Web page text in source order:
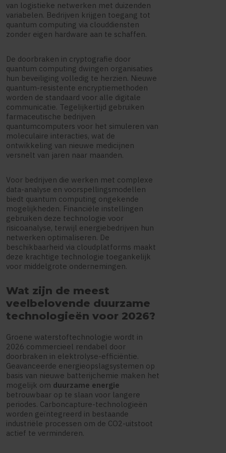
van logistieke netwerken met duizenden
variabelen. Bedrijven krijgen toegang tot
quantum computing via clouddiensten
zonder eigen hardware aan te schaffen.
De doorbraken in cryptografie door
quantum computing dwingen organisaties
hun beveiliging volledig te herzien. Nieuwe
quantum-resistente encryptiemethoden
worden de standaard voor alle digitale
communicatie. Tegelijkertijd gebruiken
farmaceutische bedrijven
quantumcomputers voor het simuleren van
moleculaire interacties, wat de
ontwikkeling van nieuwe medicijnen
versnelt van jaren naar maanden.
Voor bedrijven die werken met complexe
data-analyse en voorspellingsmodellen
biedt quantum computing ongekende
mogelijkheden. Financiële instellingen
gebruiken deze technologie voor
risicoanalyse, terwijl energiebedrijven hun
netwerken optimaliseren. De
beschikbaarheid via cloudplatforms maakt
deze krachtige technologie toegankelijk
voor middelgrote ondernemingen.
Wat zijn de meest
veelbelovende duurzame
technologieën voor 2026?
Groene waterstoftechnologie wordt in
2026 commercieel rendabel door
doorbraken in elektrolyse-efficiëntie.
Geavanceerde energieopslagsystemen op
basis van nieuwe batterijchemie maken het
mogelijk om duurzame energie
betrouwbaar op te slaan voor langere
periodes. Carboncapture-technologieën
worden geïntegreerd in bestaande
industriële processen om de CO2-uitstoot
actief te verminderen.